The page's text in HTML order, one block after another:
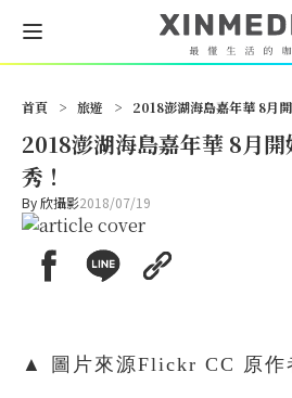
首頁 > 旅遊 > 2018澎湖海島嘉年華 8月
2018澎湖海島嘉年華 8月
秀！
By欣攝影2018/07/19
▲ 圖片來源Flickr CC 原作